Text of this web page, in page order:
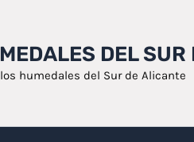
DEL
humedales del Sur de Alicante